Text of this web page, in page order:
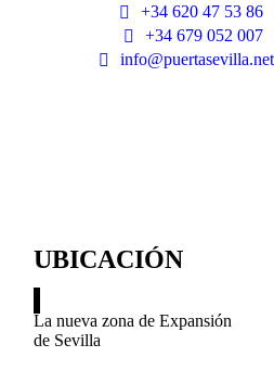
+34 620 47 53 86
+34 679 052 007
info@puertasevilla.net
UBICACIÓN
La nueva zona de Expansión
de Sevilla